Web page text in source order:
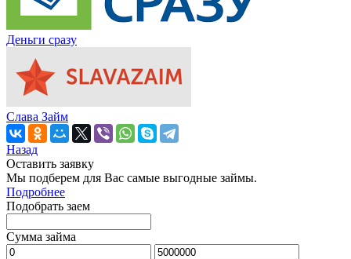
Деньги сразу
Слава Займ
Назад
Оставить заявку
Мы подберем для Вас самые выгодные займы.
Подробнее
Подобрать заем
Сумма займа